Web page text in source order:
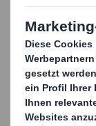
Die
statisches
Immer mehr
ihrem
mit dem